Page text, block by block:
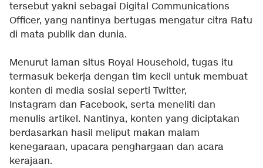
tersebut yakni sebagai Digital Communications
Officer, yang nantinya bertugas mengatur citra Ratu
di mata publik dan dunia.
Menurut laman situs Royal Household, tugas itu
termasuk bekerja dengan tim kecil untuk membuat
konten di media sosial seperti Twitter,
Instagram dan Facebook, serta meneliti dan
menulis artikel. Nantinya, konten yang diciptakan
berdasarkan hasil meliput makan malam
kenegaraan, upacara penghargaan dan acara
kerajaan.